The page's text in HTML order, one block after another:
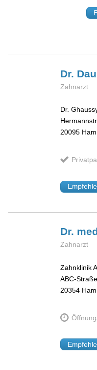
Dr.
Zahnarzt
Dr.
20095
Dr.
Zahnarzt
Zahnklinik
ABC-
20354